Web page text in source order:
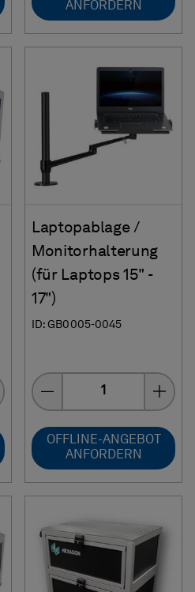
ANFORDERN
Laptopablage /
Monitorhalterung
(für Laptops 15" -
17")
ID: GB0005-0045
OFFLINE-ANGEBOT
ANFORDERN